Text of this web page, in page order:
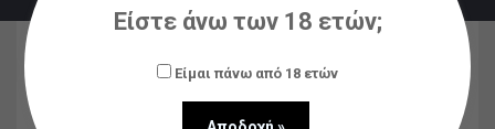
Είστε άνω των 18 ετών;
Είμαι πάνω από 18 ετών